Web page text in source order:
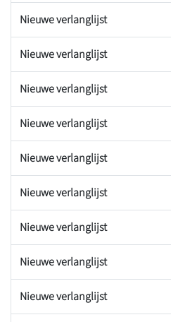
Nieuwe verlanglijst
Nieuwe verlanglijst
Nieuwe verlanglijst
Nieuwe verlanglijst
Nieuwe verlanglijst
Nieuwe verlanglijst
Nieuwe verlanglijst
Nieuwe verlanglijst
Nieuwe verlanglijst